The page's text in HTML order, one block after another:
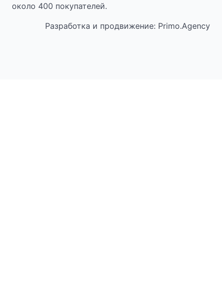
около 400 покупателей.
Разработка и продвижение: Primo.Agency